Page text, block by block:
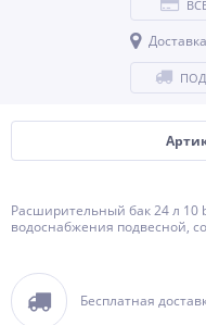
Расширительный бак 24 л 10
водоснабжения подвесной,
Бесплатная